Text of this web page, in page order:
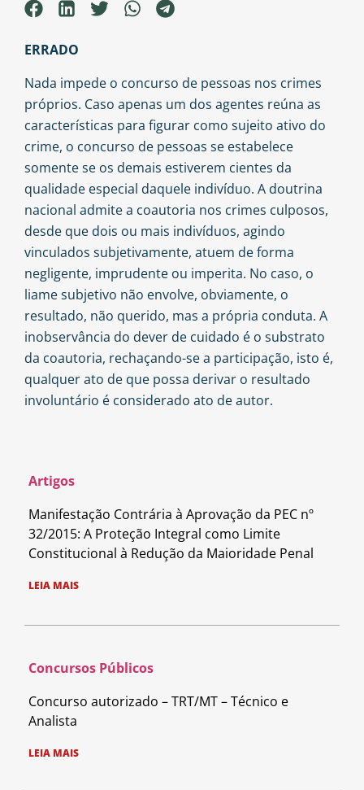
ERRADO
Nada impede o concurso de pessoas nos crimes
próprios. Caso apenas um dos agentes reúna as
características para figurar como sujeito ativo do
crime, o concurso de pessoas se estabelece
somente se os demais estiverem cientes da
qualidade especial daquele indivíduo. A doutrina
nacional admite a coautoria nos crimes culposos,
desde que dois ou mais indivíduos, agindo
vinculados subjetivamente, atuem de forma
negligente, imprudente ou imperita. No caso, o
liame subjetivo não envolve, obviamente, o
resultado, não querido, mas a própria conduta. A
inobservância do dever de cuidado é o substrato
da coautoria, rechaçando-se a participação, isto é,
qualquer ato de que possa derivar o resultado
involuntário é considerado ato de autor.
Artigos
Manifestação Contrária à Aprovação da PEC nº
32/2015: A Proteção Integral como Limite
Constitucional à Redução da Maioridade Penal
LEIA MAIS
Concursos Públicos
Concurso autorizado – TRT/MT – Técnico e
Analista
LEIA MAIS